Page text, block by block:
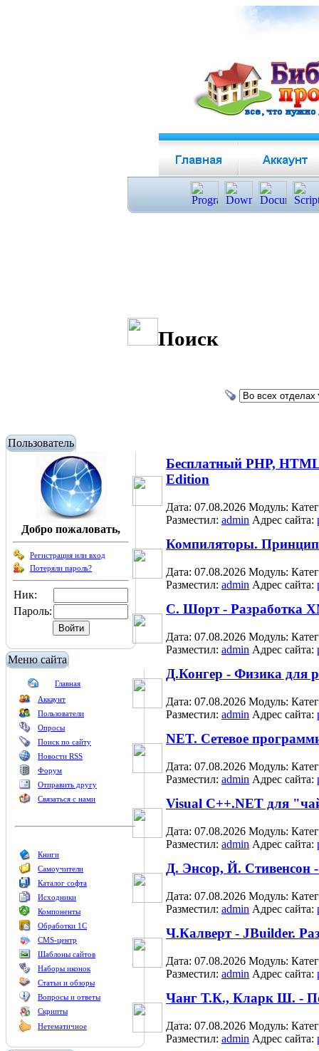
Пользователь
Добро пожаловать,
Регистрация или вход
Потеряли пароль?
Ник:
Пароль:
Меню сайта
Главная
Аккаунт
Пользователи
Опросы
Поиск по сайту
Новости RSS
Форум
Отправить другу
Связаться с нами
Книги
Самоучители
Каталог софта
Исходники
Компоненты
Обработки 1С
CMS-центр
Шаблоны сайтов
Наборы иконок
Статьи и обзоры
Вопросы и ответы
Скрипты
Нетематичное
Поиск
Бесплатный PHP,
Edition
Дата: 07.08.2026 Модуль:
Разместил: admin Адрес сайта:
Компиляторы.
Дата: 07.08.2026 Модуль:
Разместил: admin Адрес сайта:
С. Шорт - Разработка
Дата: 07.08.2026 Модуль:
Разместил: admin Адрес сайта:
Д.Конгер - Физика для
Дата: 07.08.2026 Модуль:
Разместил: admin Адрес сайта:
NET. Сетевое
Дата: 07.08.2026 Модуль:
Разместил: admin Адрес сайта:
Visual C++.NET для
Дата: 07.08.2026 Модуль:
Разместил: admin Адрес сайта:
Д. Энсор, Й. Стивенсон
Дата: 07.08.2026 Модуль:
Разместил: admin Адрес сайта:
Ч.Калверт - JBuilder.
Дата: 07.08.2026 Модуль:
Разместил: admin Адрес сайта:
Чанг Т.К., Кларк Ш. -
Дата: 07.08.2026 Модуль:
Разместил: admin Адрес сайта: